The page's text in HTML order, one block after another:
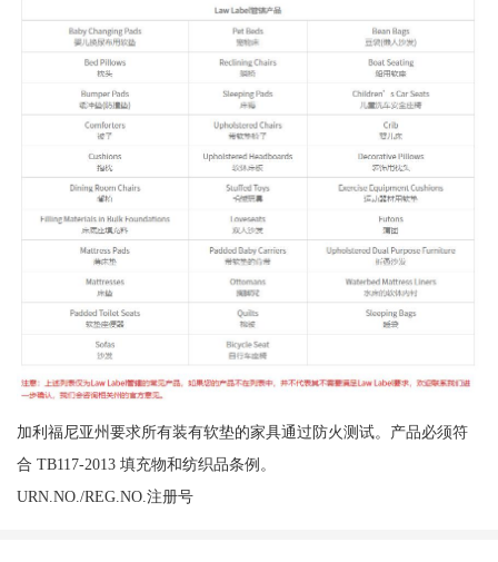
加利福尼亚州要求所有装有软垫的家具通过防火测试。产品必须符
合 TB117-2013 填充物和纺织品条例。
URN.NO./REG.NO.注册号